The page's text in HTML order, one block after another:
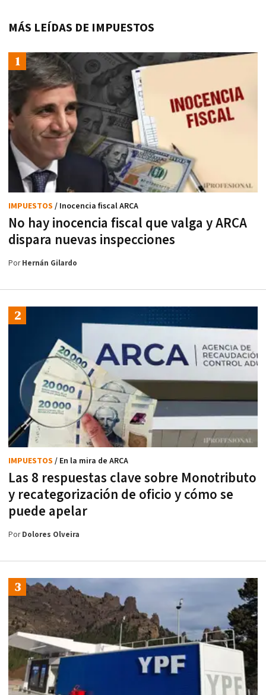
MÁS LEÍDAS DE IMPUESTOS
No hay inocencia fiscal que valga y ARCA
dispara nuevas inspecciones
IMPUESTOS / Inocencia fiscal ARCA
PorHernán Gilardo
Las 8 respuestas clave sobre Monotributo
y recategorización de oficio y cómo se
puede apelar
IMPUESTOS / En la mira de ARCA
PorDolores Olveira